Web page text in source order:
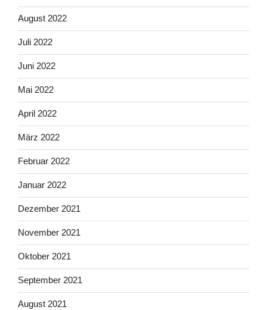
August 2022
Juli 2022
Juni 2022
Mai 2022
April 2022
März 2022
Februar 2022
Januar 2022
Dezember 2021
November 2021
Oktober 2021
September 2021
August 2021